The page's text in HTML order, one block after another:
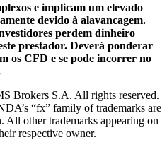
e implicam um elevado
devido à alavancagem.
perdem dinheiro
prestador. Deverá ponderar
os CFD e se pode incorrer no
Brokers S.A. All rights reserved.
“fx” family of trademarks are
other trademarks appearing on
respective owner.